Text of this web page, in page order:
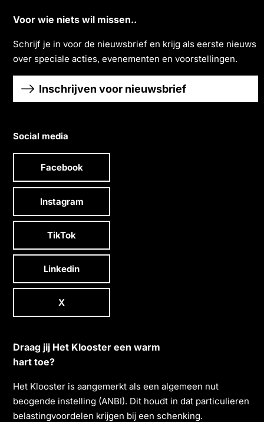
Voor wie niets wil missen..
Schrĳf je in voor de nieuwsbrief en krĳg als eerste nieuws
over speciale acties, evenementen en voorstellingen.
Inschrijven voor nieuwsbrief
Social media
Facebook
Instagram
TikTok
Linkedin
X
Draag jij Het Klooster een warm
hart toe?
Het Klooster is aangemerkt als een algemeen nut
beogende instelling (ANBI). Dit houdt in dat particulieren
belastingvoordelen krĳgen bĳ een schenking.